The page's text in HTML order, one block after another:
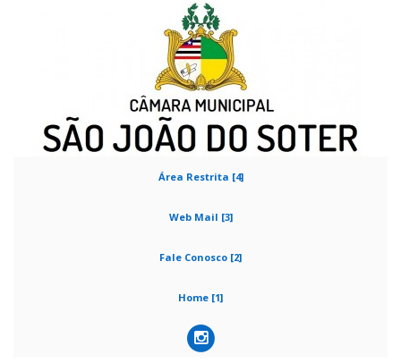
Área Restrita [4]
Web Mail [3]
Fale Conosco [2]
Home [1]